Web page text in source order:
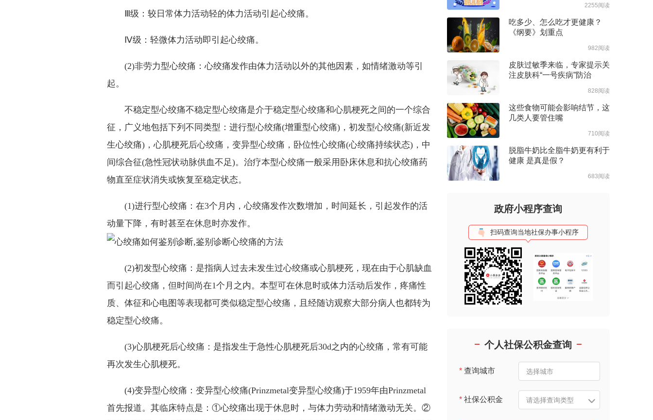
Ⅲ级：较日常体力活动轻的体力活动引起心绞痛。
Ⅳ级：轻微体力活动即引起心绞痛。
(2)非劳力型心绞痛：心绞痛发作由体力活动以外的其他因素，如情绪激动等引
起。
不稳定型心绞痛不稳定型心绞痛是介于稳定型心绞痛和心肌梗死之间的一个综合
征，广义地包括下列不同类型：进行型心绞痛(增重型心绞痛)，初发型心绞痛(新近发
生心绞痛)，心肌梗死后心绞痛，变异型心绞痛，卧位性心绞痛(心绞痛持续状态)，中
间综合征(急性冠状动脉供血不足)。治疗本型心绞痛一般采用卧床休息和抗心绞痛药
物直至症状消失或恢复至稳定状态。
(1)进行型心绞痛：在3个月内，心绞痛发作次数增加，时间延长，引起发作的活
动量下降，有时甚至在休息时亦发作。
(2)初发型心绞痛：是指病人过去未发生过心绞痛或心肌梗死，现在由于心肌缺血
而引起心绞痛，但时间尚在1个月之内。本型可在休息时或体力活动后发作，疼痛性
质、体征和心电图等表现都可类似稳定型心绞痛，且经随访观察大部分病人也都转为
稳定型心绞痛。
(3)心肌梗死后心绞痛：是指发生于急性心肌梗死后30d之内的心绞痛，常有可能
再次发生心肌梗死。
(4)变异型心绞痛：变异型心绞痛(Prinzmetal变异型心绞痛)于1959年由Prinzmetal
首先报道。其临床特点是：①心绞痛出现于休息时，与体力劳动和情绪激动无关。②
2255阅读
吃多少、怎么吃才更健康？
《纲要》划重点
982阅读
皮肤过敏季来临，专家提示关
注皮肤科“一号疾病”防治
828阅读
这些食物可能会影响结节，这
几类人要管住嘴
710阅读
脱脂牛奶比全脂牛奶更有利于
健康 是真是假？
683阅读
政府小程序查询
扫码查询当地社保办事小程序
个人社保公积金查询
*查询城市
*社保公积金